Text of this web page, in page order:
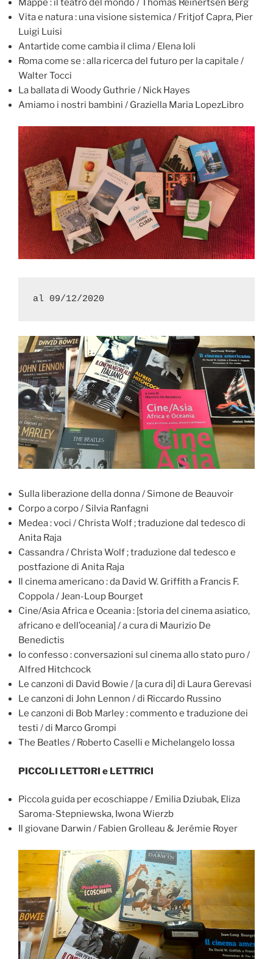
Mappe : il teatro del mondo / Thomas Reinertsen Berg
Vita e natura : una visione sistemica / Fritjof Capra, Pier
Luigi Luisi
Antartide come cambia il clima / Elena Ioli
Roma come se : alla ricerca del futuro per la capitale /
Walter Tocci
La ballata di Woody Guthrie / Nick Hayes
Amiamo i nostri bambini / Graziella Maria LopezLibro
al 09/12/2020
Sulla liberazione della donna / Simone de Beauvoir
Corpo a corpo / Silvia Ranfagni
Medea : voci / Christa Wolf ; traduzione dal tedesco di
Anita Raja
Cassandra / Christa Wolf ; traduzione dal tedesco e
postfazione di Anita Raja
Il cinema americano : da David W. Griffith a Francis F.
Coppola / Jean-Loup Bourget
Cine/Asia Africa e Oceania : [storia del cinema asiatico,
africano e dell’oceania] / a cura di Maurizio De
Benedictis
Io confesso : conversazioni sul cinema allo stato puro /
Alfred Hitchcock
Le canzoni di David Bowie / [a cura di] di Laura Gerevasi
Le canzoni di John Lennon / di Riccardo Russino
Le canzoni di Bob Marley : commento e traduzione dei
testi / di Marco Grompi
The Beatles / Roberto Caselli e Michelangelo Iossa
PICCOLI LETTORI e LETTRICI
Piccola guida per ecoschiappe / Emilia Dziubak, Eliza
Saroma-Stepniewska, Iwona Wierzb
Il giovane Darwin / Fabien Grolleau & Jerémie Royer